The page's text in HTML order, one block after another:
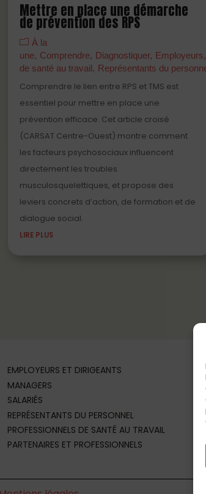
Mettre en place une démarche
de prévention des RPS
À la
une
Comprendre Diagnostiquer Employeurs
de santé au travail
Représentants du
Comprendre le lien entre RPS et TMS est
essentiel pour mettre en place une
prévention efficace. Cet article croisé
(CARSAT Centre-Ouest) montre comment
les facteurs psychosociaux influencent
directement les troubles
musculosquelettiques, et propose des
leviers concrets d’action, de formation et de
dialogue social.
LIRE PLUS
EMPLOYEURS ET DIRIGEANTS
MANAGERS
SALARIÉS
REPRÉSENTANTS DU PERSONNEL
PROFESSIONNELS DE SANTÉ AU TRAVAIL
PARTENAIRES ET PROFESSIONNELS